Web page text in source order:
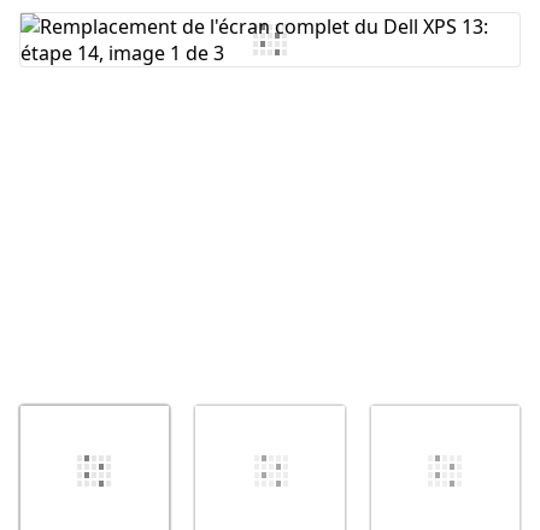
Ajouter un commentaire